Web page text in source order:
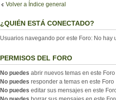
Volver a Índice general
¿QUIÉN ESTÁ CONECTADO?
Usuarios navegando por este Foro: No
PERMISOS DEL FORO
No puedes abrir nuevos temas en este Foro
No puedes responder a temas en este Foro
No puedes editar sus mensajes en este